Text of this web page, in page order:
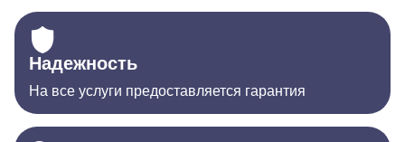
Надежность
На все услуги предоставляется гарантия